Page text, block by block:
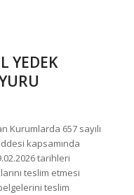
YEDEK
Kurumlarda 657 sayılı
kapsamında
tarihleri
teslim etmesi
teslim